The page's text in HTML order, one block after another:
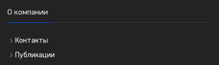
О компании
Контакты
Публикации